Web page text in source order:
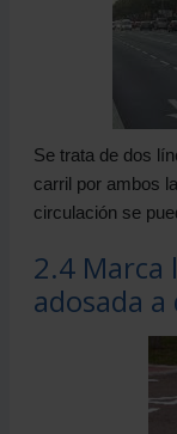
Se trata de dos
carril por ambos
circulación se
2.4
adosada